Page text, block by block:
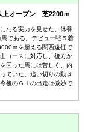
オープン 芝2200ｍ
なる実力を見せた。休養
である。デビュー戦５着
ｍを超える関西遠征で
コースに対応し、後方か
回った馬には苦しく、内
ていた。追い切りの動き
後のＧⅠの出走は微妙で